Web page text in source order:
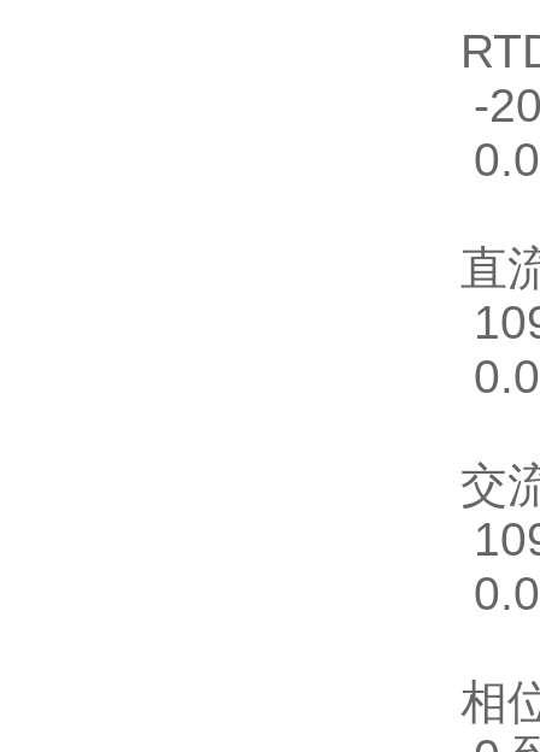
-
直
交
相